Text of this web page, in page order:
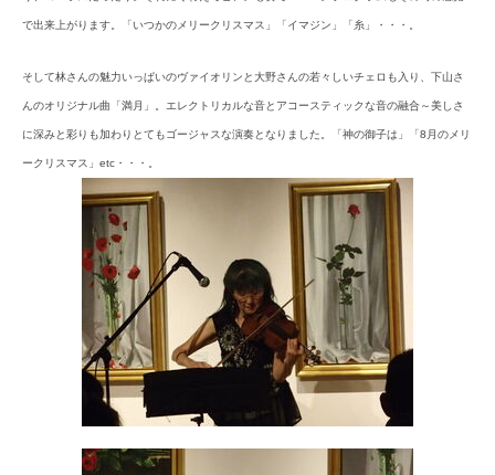
で出来上がります。「いつかのメリークリスマス」「イマジン」「糸」・・・。
そして林さんの魅力いっぱいのヴァイオリンと大野さんの若々しいチェロも入り、下山さ
んのオリジナル曲「満月」。エレクトリカルな音とアコースティックな音の融合～美しさ
に深みと彩りも加わりとてもゴージャスな演奏となりました。「神の御子は」「8月のメリ
ークリスマス」etc・・・。